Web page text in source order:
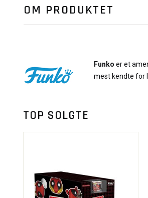
OM PRODUKTET
Funko er et
mest kendte for
TOP SOLGTE